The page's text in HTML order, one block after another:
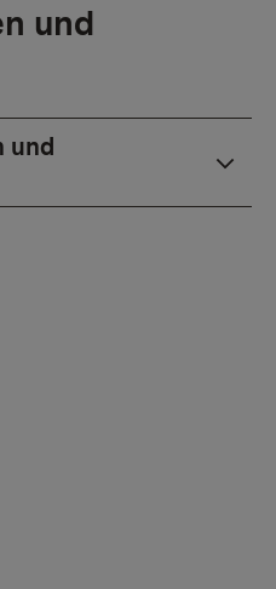
und
und